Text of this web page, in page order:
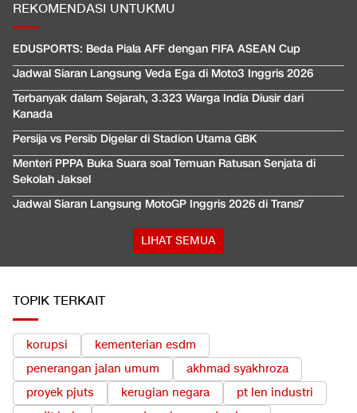
REKOMENDASI UNTUKMU
EDUSPORTS: Beda Piala AFF dengan FIFA ASEAN Cup
Jadwal Siaran Langsung Veda Ega di Moto3 Inggris 2026
Terbanyak dalam Sejarah, 3.323 Warga India Diusir dari
Kanada
Persija vs Persib Digelar di Stadion Utama GBK
Menteri PPPA Buka Suara soal Temuan Ratusan Senjata di
Sekolah Jaksel
Jadwal Siaran Langsung MotoGP Inggris 2026 di Trans7
LIHAT SEMUA
TOPIK TERKAIT
korupsi
kementerian esdm
penerangan jalan umum
akhmad syakhroza
proyek pjuts
kerugian negara
pt len industri